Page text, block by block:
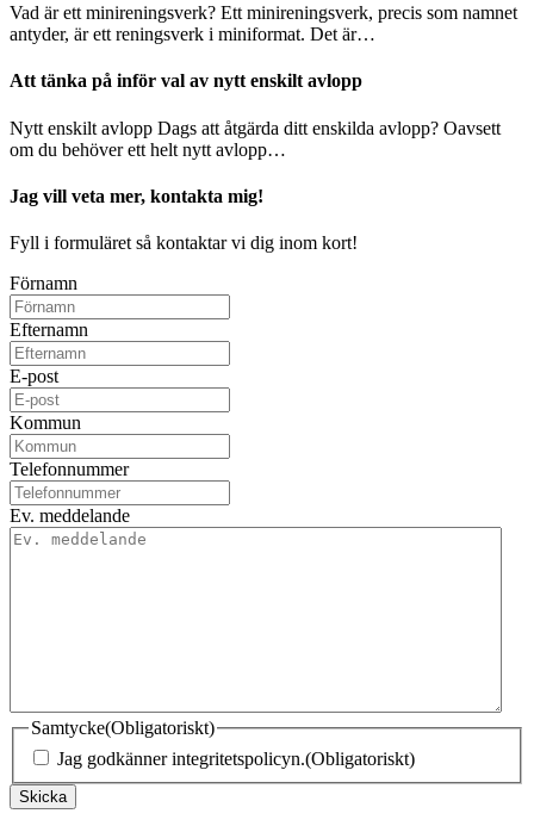
Vad är ett minireningsverk? Ett minireningsverk, precis som namnet
antyder, är ett reningsverk i miniformat. Det är…
Att tänka på inför val av nytt enskilt avlopp
Nytt enskilt avlopp Dags att åtgärda ditt enskilda avlopp? Oavsett
om du behöver ett helt nytt avlopp…
Jag vill veta mer, kontakta mig!
Fyll i formuläret så kontaktar vi dig inom kort!
Förnamn
Efternamn
E-post
Kommun
Telefonnummer
Ev. meddelande
Samtycke(Obligatoriskt)
Jag godkänner integritetspolicyn.(Obligatoriskt)
Skicka